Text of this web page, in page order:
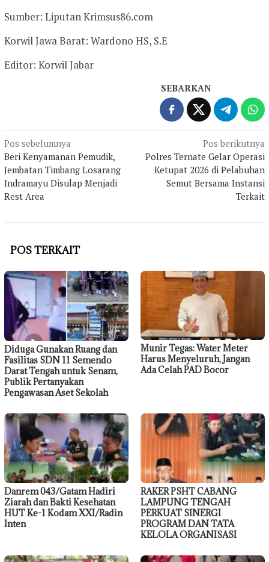
Sumber: Liputan Krimsus86.com
Korwil Jawa Barat: Wardono HS, S.E
Editor: Korwil Jabar
SEBARKAN
Navigasi
pos
Pos sebelumnya
Beri Kenyamanan Pemudik,
Jembatan Timbang Losarang
Indramayu Disulap Menjadi
Rest Area
Pos berikutnya
Polres Ternate Gelar Operasi
Ketupat 2026 di Pelabuhan
Semut Bersama Instansi
Terkait
POS TERKAIT
Diduga Gunakan Ruang dan
Fasilitas SDN 11 Semendo
Darat Tengah untuk Senam,
Publik Pertanyakan
Pengawasan Aset Sekolah
Munir Tegas: Water Meter
Harus Menyeluruh, Jangan
Ada Celah PAD Bocor
Danrem 043/Gatam Hadiri
Ziarah dan Bakti Kesehatan
HUT Ke-1 Kodam XXI/Radin
Inten
RAKER PSHT CABANG
LAMPUNG TENGAH
PERKUAT SINERGI
PROGRAM DAN TATA
KELOLA ORGANISASI